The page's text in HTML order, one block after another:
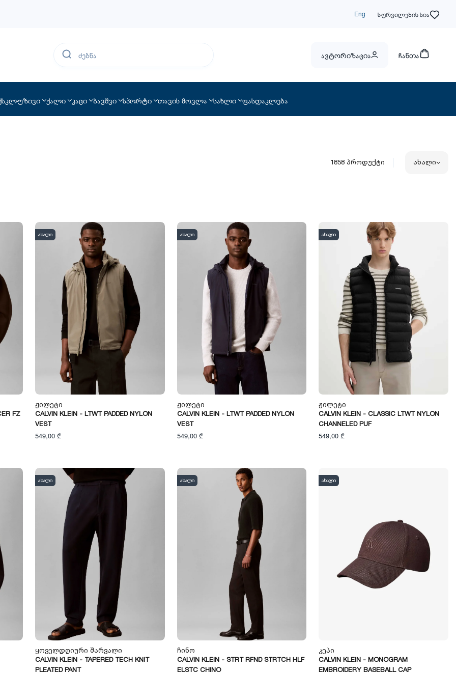
Eng სურვილების სია
ავტორიზაცია ჩანთა
ქალი კაცი ბავშვი სპორტი თავის მოვლა სახლი ფასდაკლება
1858პროდუქტი ახალი
FZ
ახალი
Ჟილეტი
CALVIN KLEIN - LTWT PADDED NYLON
VEST
549,00 ₾
ახალი
Ჟილეტი
CALVIN KLEIN - LTWT PADDED NYLON
VEST
549,00 ₾
ახალი
Ჟილეტი
CALVIN KLEIN - CLASSIC LTWT NYLON
CHANNELED PUF
549,00 ₾
ახალი
Ყოველდღიური Შარვალი
CALVIN KLEIN - TAPERED TECH KNIT
PLEATED PANT
ახალი
Ჩინო
CALVIN KLEIN - STRT RFND STRTCH HLF
ELSTC CHINO
ახალი
Კეპი
CALVIN KLEIN - MONOGRAM
EMBROIDERY BASEBALL CAP